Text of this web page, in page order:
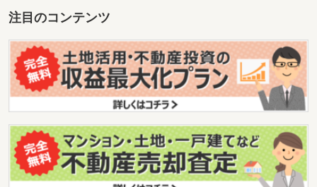
注目のコンテンツ